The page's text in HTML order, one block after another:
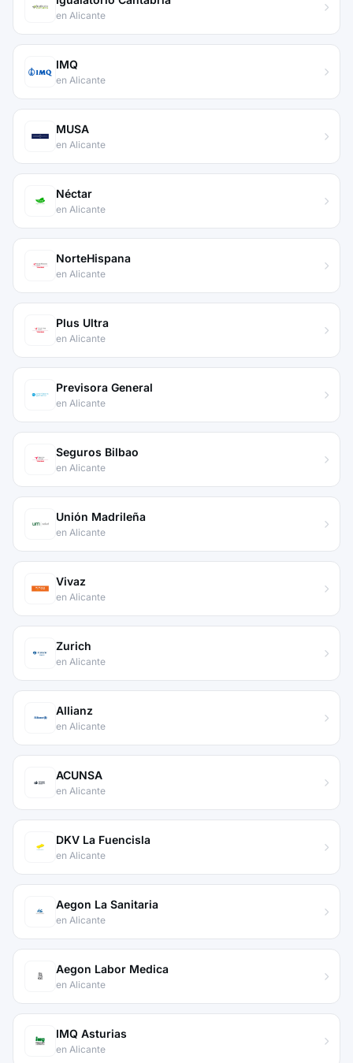
en Alicante
IMQ
en Alicante
MUSA
en Alicante
Néctar
en Alicante
NorteHispana
en Alicante
Plus Ultra
en Alicante
Previsora General
en Alicante
Seguros Bilbao
en Alicante
Unión Madrileña
en Alicante
Vivaz
en Alicante
Zurich
en Alicante
Allianz
en Alicante
ACUNSA
en Alicante
DKV La Fuencisla
en Alicante
Aegon La Sanitaria
en Alicante
Aegon Labor Medica
en Alicante
IMQ Asturias
en Alicante